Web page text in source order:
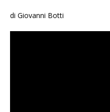
di Giovanni Botti